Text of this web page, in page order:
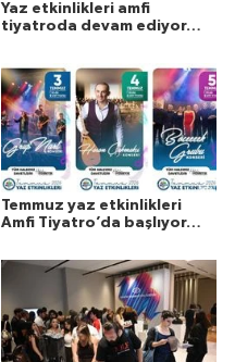
Yaz etkinlikleri amfi
tiyatroda devam ediyor…
Temmuz yaz etkinlikleri
Amfi Tiyatro’da başlıyor…